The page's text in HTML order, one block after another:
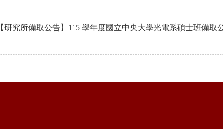
【研究所備取公告】115 學年度國立中央大學光電系碩士班備取